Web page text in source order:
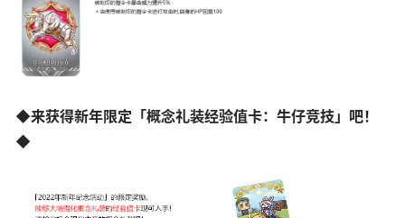
◆来获得新年限定「概念礼装经验值卡：牛仔竞技」吧！
◆